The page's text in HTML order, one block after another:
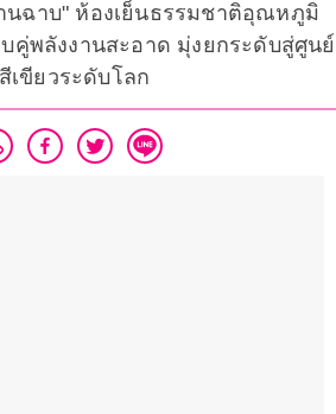
นฉาบ" ห้องเย็นธรรมชาติอุณหภูมิ
คู่พลังงานสะอาด มุ่งยกระดับสู่ศูนย์
เขียวระดับโลก